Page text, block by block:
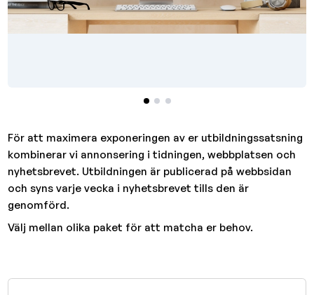
För att maximera exponeringen av er utbildningssatsning
kombinerar vi annonsering i tidningen, webbplatsen och
nyhetsbrevet. Utbildningen är publicerad på webbsidan
och syns varje vecka i nyhetsbrevet tills den är
genomförd.
Välj mellan olika paket för att matcha er behov.